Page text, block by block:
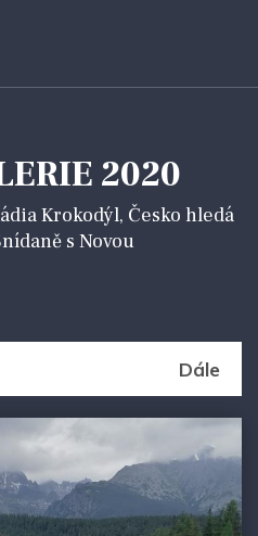
2020
Krokodýl, Česko hledá
s Novou
Dále